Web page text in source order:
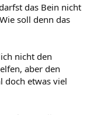
das Bein nicht
soll denn das
nicht den
aber den
doch etwas viel